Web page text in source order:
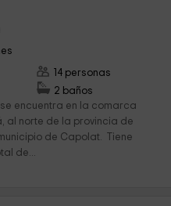
14 personas
2 baños
encuentra en la comarca
al norte de la provincia de
de Capolat. Tiene
de...